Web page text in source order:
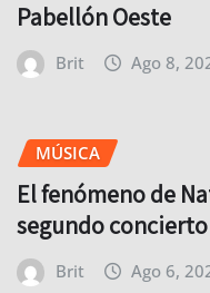
Pabellón Oeste
Brit Ago 8,
MÚSICA
El fenómeno de
segundo concierto
Brit Ago 6,